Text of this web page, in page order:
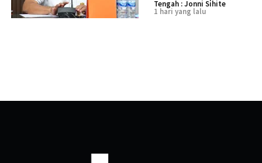
Tengah : Jonni Sihite
1 hari yang lalu